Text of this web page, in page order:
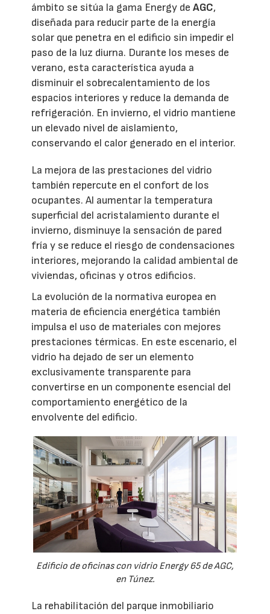
ámbito se sitúa la gama Energy de AGC,
diseñada para reducir parte de la energía
solar que penetra en el edificio sin impedir el
paso de la luz diurna. Durante los meses de
verano, esta característica ayuda a
disminuir el sobrecalentamiento de los
espacios interiores y reduce la demanda de
refrigeración. En invierno, el vidrio mantiene
un elevado nivel de aislamiento,
conservando el calor generado en el interior.
La mejora de las prestaciones del vidrio
también repercute en el confort de los
ocupantes. Al aumentar la temperatura
superficial del acristalamiento durante el
invierno, disminuye la sensación de pared
fría y se reduce el riesgo de condensaciones
interiores, mejorando la calidad ambiental de
viviendas, oficinas y otros edificios.
La evolución de la normativa europea en
materia de eficiencia energética también
impulsa el uso de materiales con mejores
prestaciones térmicas. En este escenario, el
vidrio ha dejado de ser un elemento
exclusivamente transparente para
convertirse en un componente esencial del
comportamiento energético de la
envolvente del edificio.
Edificio de oficinas con vidrio Energy 65 de AGC,
en Túnez.
La rehabilitación del parque inmobiliario